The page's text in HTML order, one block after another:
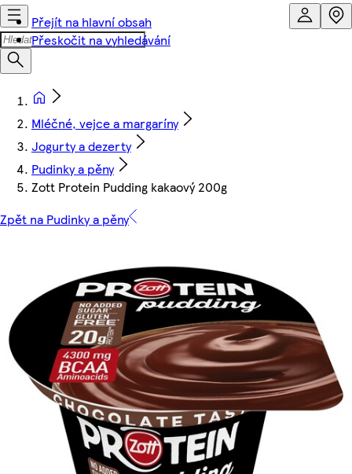
Přejít na hlavní obsah
Přeskočit na vyhledávání
Mléčné, vejce a margaríny
Jogurty a dezerty
Pudinky a pěny
Zott Protein Pudding kakaový 200g
Zpět na Pudinky a pěny